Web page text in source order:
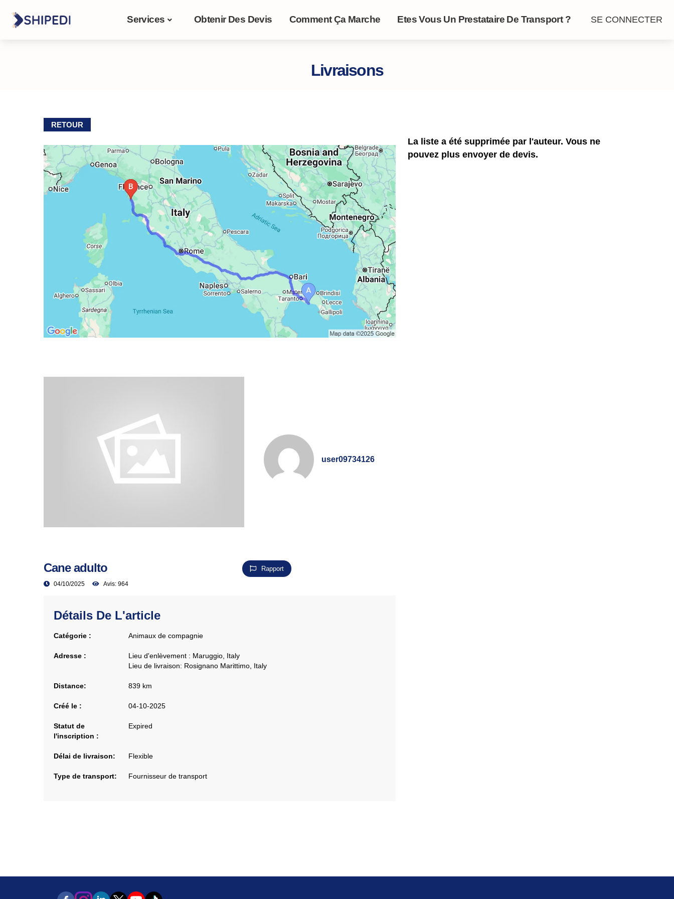
Services Obtenir Des Devis Comment Ça Marche Etes Vous Un Prestataire De Transport ? SE CONNECTER
Livraisons
RETOUR
user09734126
Cane adulto Rapport
04/10/2025 Avis: 964
Détails De L'article
Catégorie : Animaux de compagnie
Adresse : Lieu d'enlèvement : Maruggio, Italy
Lieu de livraison: Rosignano Marittimo, Italy
Distance: 839 km
Créé le : 04-10-2025
Statut de
l'inscription :
Expired
Délai de livraison: Flexible
Type de transport: Fournisseur de transport
La liste a été supprimée par l'auteur. Vous ne
pouvez plus envoyer de devis.